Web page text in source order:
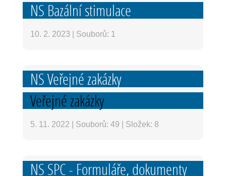
NS Bazální stimulace
10. 2. 2023 Souborů: 1
NS Veřejné zakázky
Veřejné zakázky
5. 11. 2022 Souborů: 49 Složek: 8
NS SPC - Formuláře, dokumenty